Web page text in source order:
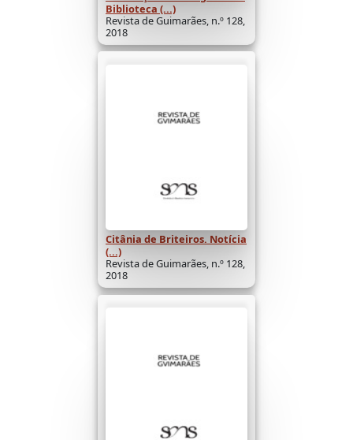
Biblioteca (...)
Revista de Guimarães, n.º 128,
2018
Citânia de Briteiros. Notícia
(...)
Revista de Guimarães, n.º 128,
2018